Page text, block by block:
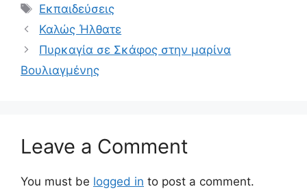
Εκπαιδεύσεις
Καλώς Ήλθατε
Πυρκαγία σε Σκάφος στην μαρίνα
Βουλιαγμένης
Leave a Comment
You must be logged in to post a comment.